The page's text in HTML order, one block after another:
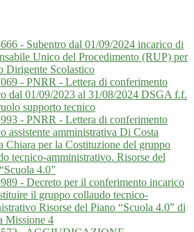
- Subentro dal 01/09/2024 incarico di
Unico del Procedimento (RUP) per
Dirigente Scolastico
- PNRR - Lettera di conferimento
dal 01/09/2023 al 31/08/2024 DSGA f.f.
supporto tecnico
- PNRR - Lettera di conferimento
assistente amministrativa Di Costa
Chiara per la Costituzione del gruppo
tecnico-amministrativo. Risorse del
4.0”
- Decreto per il conferimento incarico
il gruppo collaudo tecnico-
Risorse del Piano “Scuola 4.0” di
Missione 4